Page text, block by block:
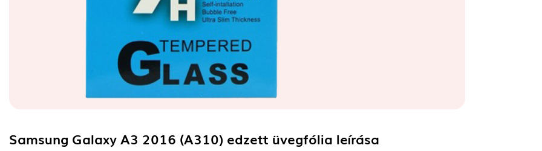
Samsung Galaxy A3 2016 (A310) edzett üvegfólia leírása